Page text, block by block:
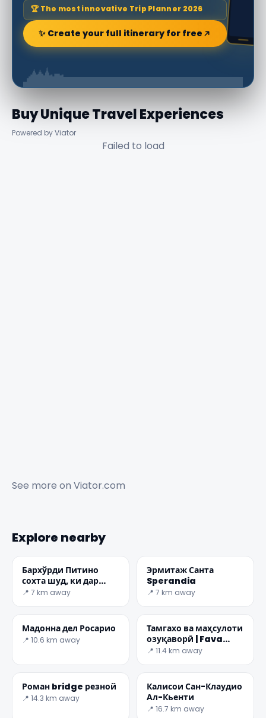
🏆 The most innovative Trip Planner 2026
✨ Create your full itinerary for free
Buy Unique Travel Experiences
Powered by Viator
Failed to load
See more on Viator.com
Explore nearby
Бархўрди Питино
сохта шуд, ки дар
асри XIII ба болои
📍 7 km away
Эрмитаж Санта
Sperandia
📍 7 km away
Мадонна дел Росарио
📍 10.6 km away
Тамгахо ва маҳсулоти
озуқаворӣ | Fava
'ngreccia
📍 11.4 km away
Роман bridge резной
📍 14.3 km away
Калисои Сан-Клаудио
Ал-Кьенти
📍 16.7 km away
✕